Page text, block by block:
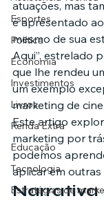
Esportes
Política
Economia
Investimentos
Livros
Renda Extra
Educação
Tecnologia
Estratégias de
atuações, mas
é apresentado
mesmo de sua
Aqui”, estrelado
que lhe rendeu
um exemplo
marketing de
Este artigo
marketing por
podemos
aplicar em
Narrativa